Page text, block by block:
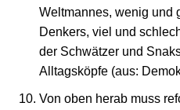
Weltmannes, wenig und
Denkers, viel und
der Schwätzer und
Alltagsköpfe (aus:
Von oben herab muss